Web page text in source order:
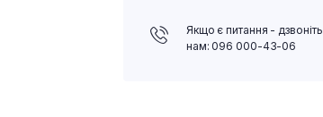
Якщо є питання - дзвоніть
нам: 096 000-43-06